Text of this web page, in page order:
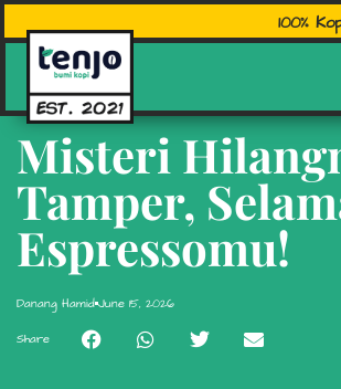
100%
Misteri
Tamper,
Espressomu!
Danang Hamid June 15, 2026
Share